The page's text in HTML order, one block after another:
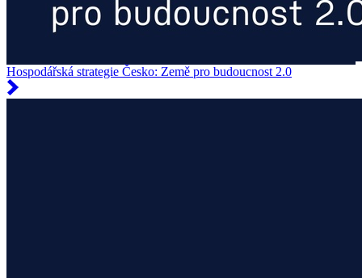
Hospodářská strategie Česko: Země pro budoucnost 2.0